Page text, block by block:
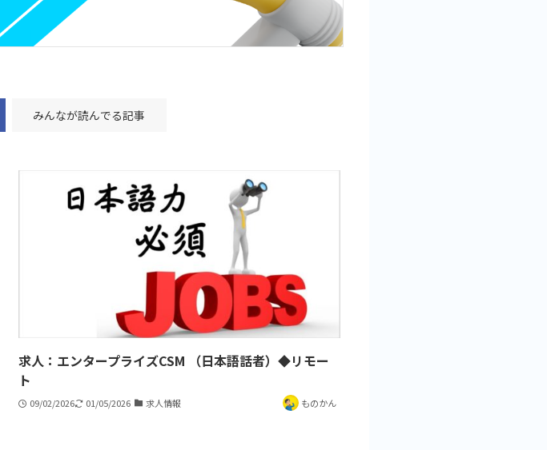
みんなが読んでる記事
求人：エンタープライズCSM （日本語話者）◆リモー
ト
09/02/2026 01/05/2026 求人情報 ものかん